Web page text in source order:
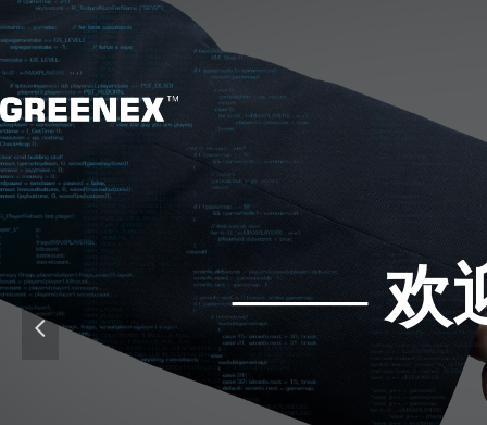
——欢
넳